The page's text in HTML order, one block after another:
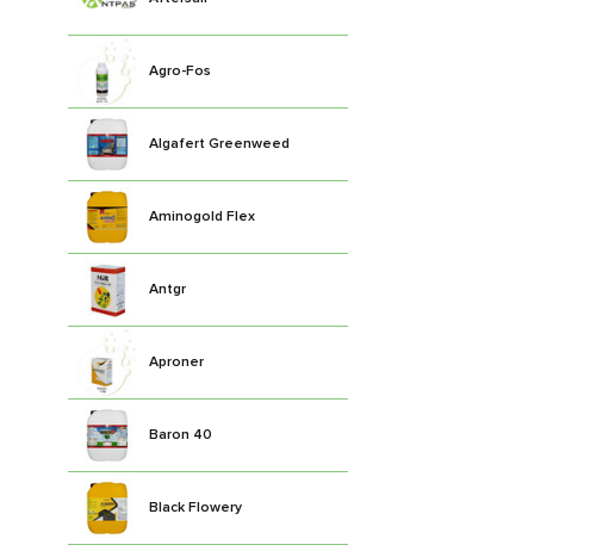
Agro-Fos
Algafert Greenweed
Aminogold Flex
Antgr
Aproner
Baron 40
Black Flowery